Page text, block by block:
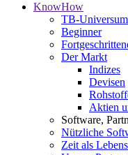
KnowHow
TB-
Beginner
Der Markt
Indizes
Devisen
Aktien
Software,
Nützliche
Zeit als